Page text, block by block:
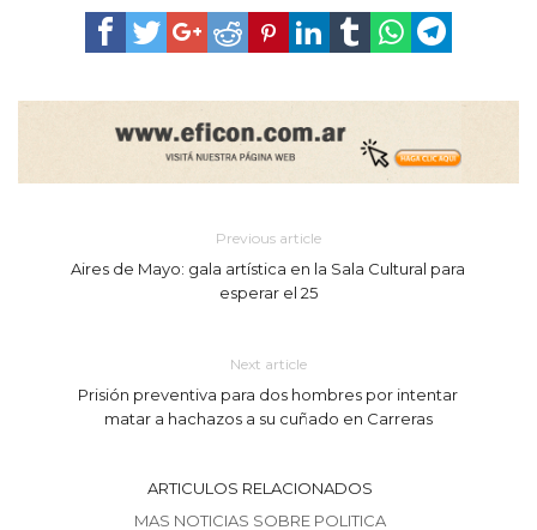
Previous article
Aires de Mayo: gala artística en la Sala Cultural para
esperar el 25
Next article
Prisión preventiva para dos hombres por intentar
matar a hachazos a su cuñado en Carreras
ARTICULOS RELACIONADOS
MAS NOTICIAS SOBRE POLITICA